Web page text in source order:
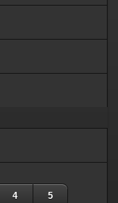
4 5